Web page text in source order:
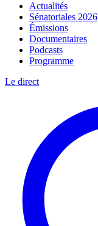
Actualités
Sénatoriales 2026
Émissions
Documentaires
Podcasts
Programme
Le direct